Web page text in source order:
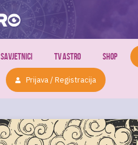
SAVJETNICI TV ASTRO SHOP
Prijava / Registracija